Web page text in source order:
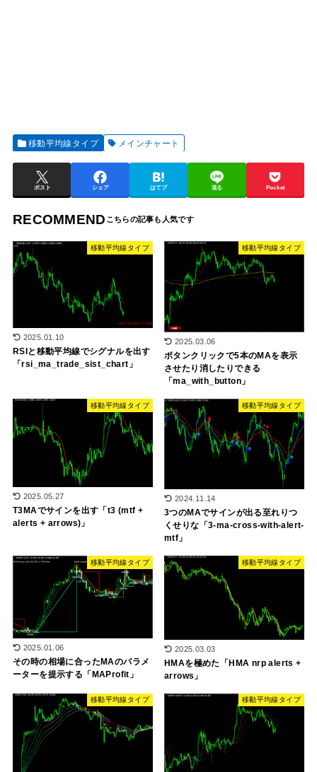
移動平均線タイプ メインチャート
ポスト シェア はてブ 送る Pocket
RECOMMEND
移動平均線タイプ
2025.01.10
RSIと移動平均線でシグナルを出す
「rsi_ma_trade_sist_chart」
移動平均線タイプ
2025.03.06
ボタンクリックで5本のMAを表示
させたり消したりできる
「ma_with_button」
移動平均線タイプ
2025.05.27
T3MAでサインを出す「t3 (mtf +
alerts + arrows)」
移動平均線タイプ
2024.11.14
3つのMAでサインが出る至れりつ
くせりな「3-ma-cross-with-alert-
mtf」
移動平均線タイプ
2025.01.06
その時の相場に合ったMAのパラメ
ーターを提示する「MAProfit」
移動平均線タイプ
2025.03.03
HMAを極めた「HMA nrp alerts +
arrows」
移動平均線タイプ 移動平均線タイプ